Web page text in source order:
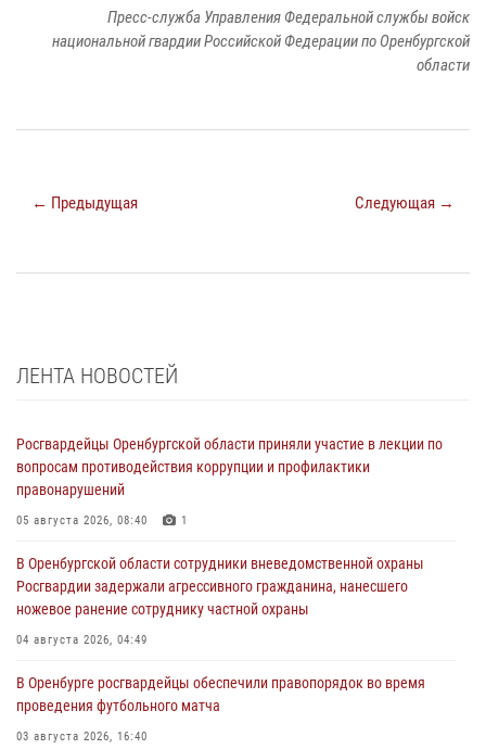
Пресс-служба Управления Федеральной службы войск
национальной гвардии Российской Федерации по Оренбургской
области
← Предыдущая Следующая →
ЛЕНТА НОВОСТЕЙ
Росгвардейцы Оренбургской области приняли участие в лекции по
вопросам противодействия коррупции и профилактики
правонарушений
05 августа 2026, 08:40 1
В Оренбургской области сотрудники вневедомственной охраны
Росгвардии задержали агрессивного гражданина, нанесшего
ножевое ранение сотруднику частной охраны
04 августа 2026, 04:49
В Оренбурге росгвардейцы обеспечили правопорядок во время
проведения футбольного матча
03 августа 2026, 16:40